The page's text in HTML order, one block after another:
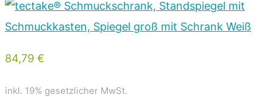
84,79 €
inkl. 19% gesetzlicher MwSt.